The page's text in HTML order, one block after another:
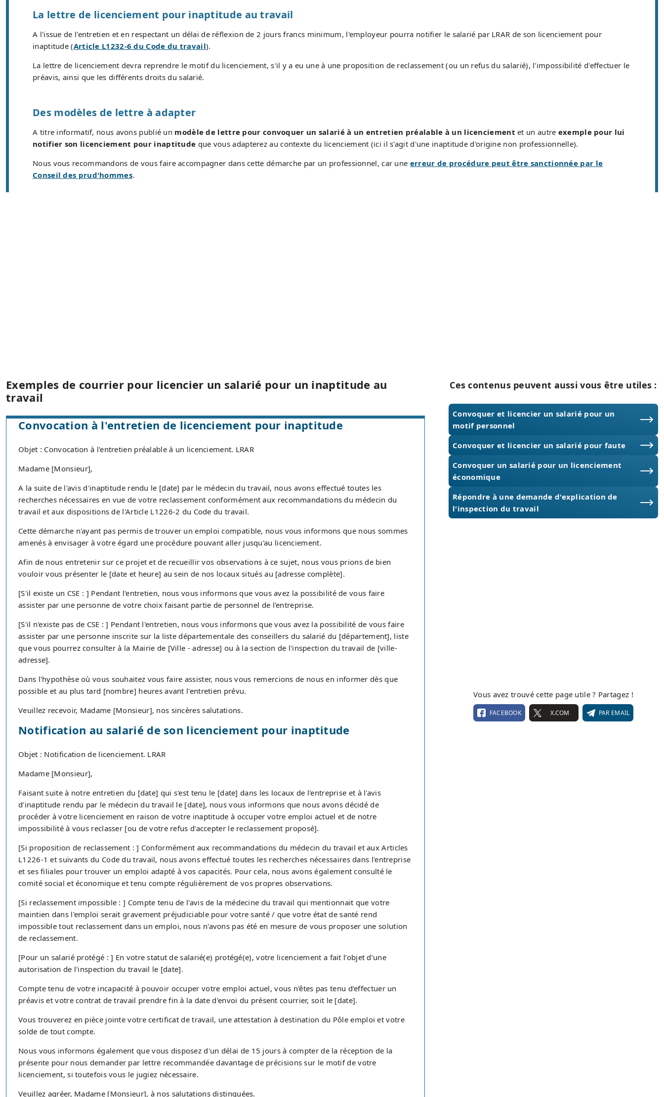
La lettre de licenciement pour inaptitude au travail
A l'issue de l'entretien et en respectant un délai de réflexion de 2 jours francs minimum, l'employeur pourra notifier le salarié par LRAR de son licenciement pour
inaptitude (Article L1232-6 du Code du travail).
La lettre de licenciement devra reprendre le motif du licenciement, s'il y a eu une à une proposition de reclassement (ou un refus du salarié), l'impossibilité d'effectuer le
préavis, ainsi que les différents droits du salarié.
Des modèles de lettre à adapter
A titre informatif, nous avons publié un modèle de lettre pour convoquer un salarié à un entretien préalable à un licenciement et un autre exemple pour lui
notifier son licenciement pour inaptitude que vous adapterez au contexte du licenciement (ici il s'agit d'une inaptitude d'origine non professionnelle).
Nous vous recommandons de vous faire accompagner dans cette démarche par un professionnel, car une erreur de procédure peut être sanctionnée par le
Conseil des prud'hommes.
Exemples de courrier pour licencier un salarié pour un inaptitude au
travail
Convocation à l'entretien de licenciement pour inaptitude
Objet : Convocation à l'entretien préalable à un licenciement. LRAR
Madame [Monsieur],
A la suite de l'avis d'inaptitude rendu le [date] par le médecin du travail, nous avons effectué toutes les
recherches nécessaires en vue de votre reclassement conformément aux recommandations du médecin du
travail et aux dispositions de l'Article L1226-2 du Code du travail.
Cette démarche n'ayant pas permis de trouver un emploi compatible, nous vous informons que nous sommes
amenés à envisager à votre égard une procédure pouvant aller jusqu'au licenciement.
Afin de nous entretenir sur ce projet et de recueillir vos observations à ce sujet, nous vous prions de bien
vouloir vous présenter le [date et heure] au sein de nos locaux situés au [adresse complète].
[S'il existe un CSE : ] Pendant l'entretien, nous vous informons que vous avez la possibilité de vous faire
assister par une personne de votre choix faisant partie de personnel de l'entreprise.
[S'il n'existe pas de CSE : ] Pendant l'entretien, nous vous informons que vous avez la possibilité de vous faire
assister par une personne inscrite sur la liste départementale des conseillers du salarié du [département], liste
que vous pourrez consulter à la Mairie de [Ville - adresse] ou à la section de l'inspection du travail de [ville-
adresse].
Dans l'hypothèse où vous souhaitez vous faire assister, nous vous remercions de nous en informer dès que
possible et au plus tard [nombre] heures avant l'entretien prévu.
Veuillez recevoir, Madame [Monsieur], nos sincères salutations.
Notification au salarié de son licenciement pour inaptitude
Objet : Notification de licenciement. LRAR
Madame [Monsieur],
Faisant suite à notre entretien du [date] qui s'est tenu le [date] dans les locaux de l'entreprise et à l'avis
d'inaptitude rendu par le médecin du travail le [date], nous vous informons que nous avons décidé de
procéder à votre licenciement en raison de votre inaptitude à occuper votre emploi actuel et de notre
impossibilité à vous reclasser [ou de votre refus d'accepter le reclassement proposé].
[Si proposition de reclassement : ] Conformément aux recommandations du médecin du travail et aux Articles
L1226-1 et suivants du Code du travail, nous avons effectué toutes les recherches nécessaires dans l'entreprise
et ses filiales pour trouver un emploi adapté à vos capacités. Pour cela, nous avons également consulté le
comité social et économique et tenu compte régulièrement de vos propres observations.
[Si reclassement impossible : ] Compte tenu de l'avis de la médecine du travail qui mentionnait que votre
maintien dans l'emploi serait gravement préjudiciable pour votre santé / que votre état de santé rend
impossible tout reclassement dans un emploi, nous n'avons pas été en mesure de vous proposer une solution
de reclassement.
[Pour un salarié protégé : ] En votre statut de salarié(e) protégé(e), votre licenciement a fait l’objet d’une
autorisation de l'inspection du travail le [date].
Compte tenu de votre incapacité à pouvoir occuper votre emploi actuel, vous n'êtes pas tenu d'effectuer un
préavis et votre contrat de travail prendre fin à la date d'envoi du présent courrier, soit le [date].
Vous trouverez en pièce jointe votre certificat de travail, une attestation à destination du Pôle emploi et votre
solde de tout compte.
Nous vous informons également que vous disposez d'un délai de 15 jours à compter de la réception de la
présente pour nous demander par lettre recommandée davantage de précisions sur le motif de votre
licenciement, si toutefois vous le jugiez nécessaire.
Veuillez agréer, Madame [Monsieur], à nos salutations distinguées.
Ces contenus peuvent aussi vous être utiles :
Convoquer et licencier un salarié pour un
motif personnel
Convoquer et licencier un salarié pour faute
Convoquer un salarié pour un licenciement
économique
Répondre à une demande d'explication de
l'inspection du travail
Vous avez trouvé cette page utile ? Partagez !
FACEBOOK X.COM PAR EMAIL